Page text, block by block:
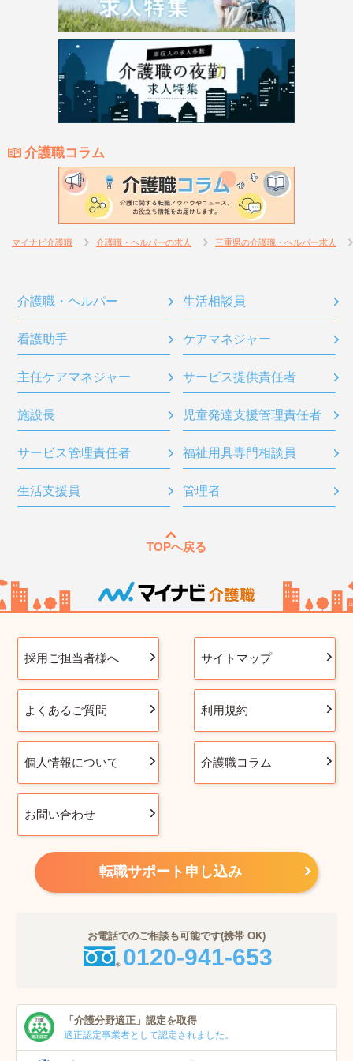
介護職コラム
マイナビ介護職 介護職・ヘルパーの求人 三重県の介護職・ヘルパー求人
介護職・ヘルパー 生活相談員
看護助手 ケアマネジャー
主任ケアマネジャー サービス提供責任者
施設長 児童発達支援管理責任者
サービス管理責任者 福祉用具専門相談員
生活支援員 管理者
TOPへ戻る
採用ご担当者様へ サイトマップ
よくあるご質問 利用規約
個人情報について 介護職コラム
お問い合わせ
転職サポート申し込み
お電話でのご相談も可能です(携帯 OK)
0120-941-653
「介護分野適正」 認定を取得
適正認定事業者として認定されました。